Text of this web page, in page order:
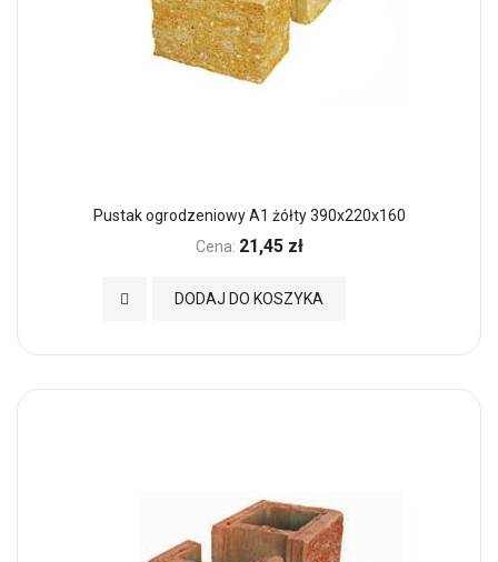
Pustak ogrodzeniowy A1 żółty 390x220x160
Cena: 21,45 zł
DODAJ DO KOSZYKA
Dodaj do Ulubionych